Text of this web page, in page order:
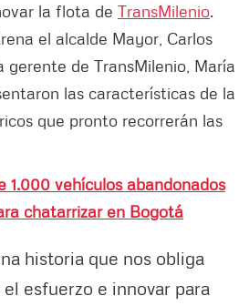
la flota de TransMilenio.
el alcalde Mayor, Carlos
gerente de TransMilenio, María
las características de la
que pronto recorrerán las
1.000 vehículos abandonados
chatarrizar en Bogotá
historia que nos obliga
esfuerzo e innovar para